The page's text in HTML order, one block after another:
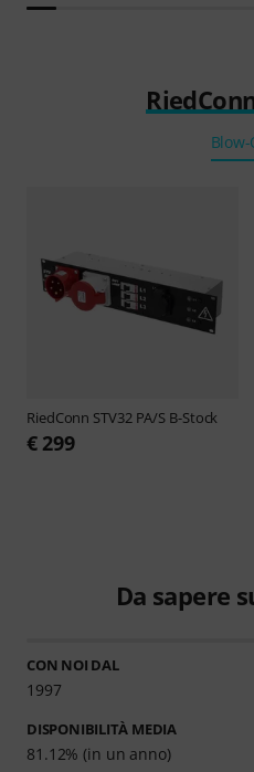
RiedConn STV32 PA/S B-Stock
€ 299
Da sapere
CON NOI DAL
1997
DISPONIBILITÀ MEDIA
81.12% (in un anno)